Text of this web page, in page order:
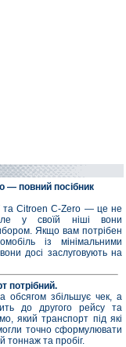
— повний посібник
та Citroen C-Zero — це не
але у своїй ніші вони
Якщо вам потрібен
із мінімальними
досі заслуговують на
потрібний.
обсягом збільшує чек, а
до другого рейсу та
який транспорт під які
точно сформулювати
тоннаж та пробіг.